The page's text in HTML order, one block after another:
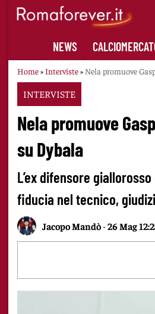
NEWS
Home»Interviste» Nela promuove
INTERVISTE
Nela promuove
su Dybala
L’ex difensore
fiducia nel tecnico,
Jacopo Mandò-26 Mag